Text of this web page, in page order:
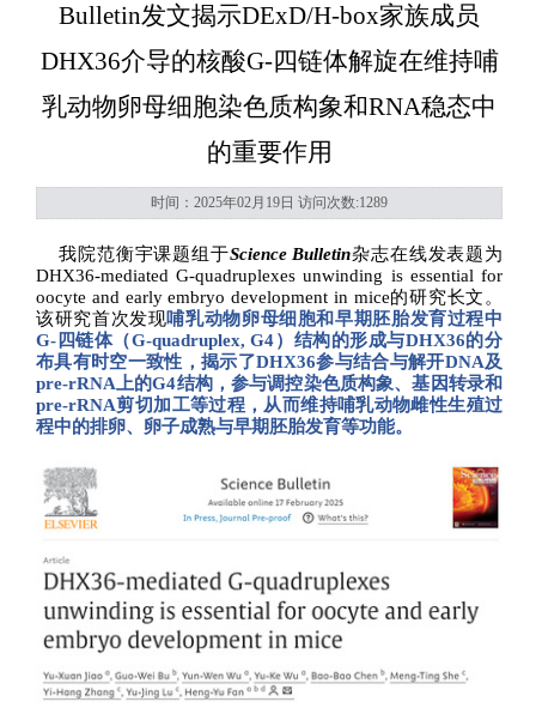
Bulletin发文揭示DExD/H-box家族成员
DHX36介导的核酸G-四链体解旋在维持哺
乳动物卵母细胞染色质构象和RNA稳态中
的重要作用
时间：2025年02月19日 访问次数:1289
我院范衡宇课题组于Science Bulletin杂志在线发表题为
DHX36-mediated G-quadruplexes unwinding is essential for
oocyte and early embryo development in mice的研究长文。
该研究首次发现哺乳动物卵母细胞和早期胚胎发育过程中
G- 四链体（G-quadruplex, G4）结构的形成与DHX36的分
布具有时空一致性，揭示了DHX36参与结合与解开DNA及
pre-rRNA上的G4结构，参与调控染色质构象、基因转录和
pre-rRNA剪切加工等过程，从而维持哺乳动物雌性生殖过
程中的排卵、卵子成熟与早期胚胎发育等功能。